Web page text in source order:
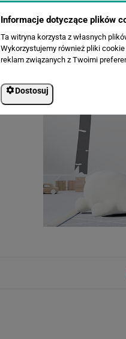
Informacje dotyczące plików
Ta witryna korzysta z własnych
Wykorzystujemy również pliki
reklam związanych z Twoimi
Dostosuj